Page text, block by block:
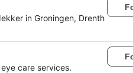
in Groningen, Drenth
care services.